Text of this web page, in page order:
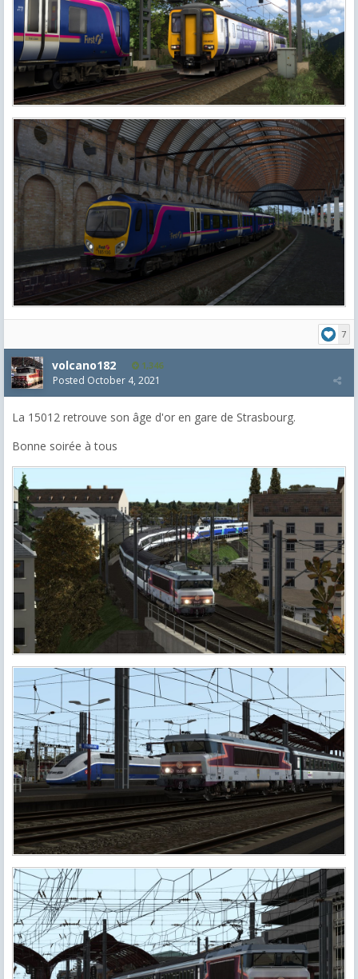
7
volcano182 1,346
Posted October 4, 2021
La 15012 retrouve son âge d'or en gare de Strasbourg.
Bonne soirée à tous